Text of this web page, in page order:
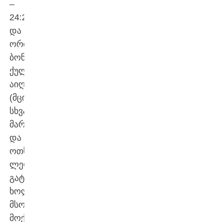
–
24:25
და
ორი
ბონუს
ქულა
აიღო
(მცირე
სხვაობის
მარცხისთვის
და
ოთხი
ლელოს
გატანისთვის),
ხოლო
მსოფლიოს
მოქმედ